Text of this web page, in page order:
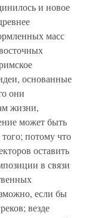
и новое
масс
основанные
они
жизни,
может быть
потому что
оставить
в связи
если бы
везде